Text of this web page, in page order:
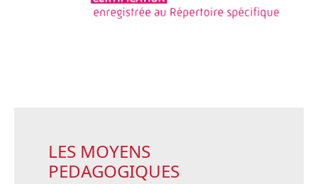
LES MOYENS
PEDAGOGIQUES